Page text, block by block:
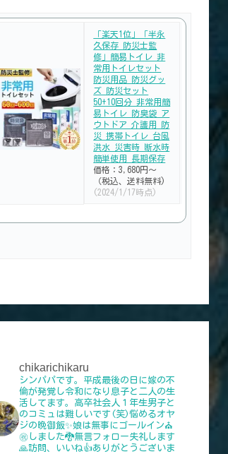
「楽天1位」「半永
久保存 防災士監
修」簡易トイレ 非
常用トイレセット
防災用品 防災グッ
ズ 防災セット
50+10回分 非常用簡
易トイレ 防臭袋 ア
ウトドア 介護用 防
災 携帯トイレ 台風
洪水 災害時 断水時
簡単使用 長期保存
価格：3,680円～
（税込、送料無料)
(2024/1/17時点)
chikarichikaru
シンパパです。平成最後の日に嫁の不
倫が発覚し令和になり息子と二人の生
活してます。高卒社会人１年生男子と
のコミュは難しいです(笑)悩めるオヤ
ジの晩御飯✨娘は無事にゴールイン⛪
㊗️しました🐉無言フォロー失礼します
🙏訪問、いいね👍️ありがとうございま